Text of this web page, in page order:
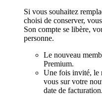
Si vous souhaitez
choisi de conserver,
Son compte se libère,
personne.
Le nouveau
Premium.
Une fois invité, le
vous sur votre
date de facturation.